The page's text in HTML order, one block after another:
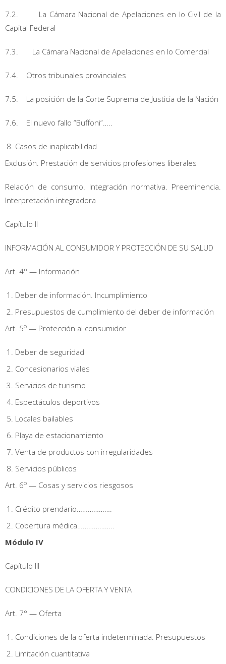
7.2. La Cámara Nacional de Apelaciones en lo Civil de la
Capital Federal
7.3. La Cámara Nacional de Apelaciones en lo Comercial
7.4. Otros tribunales provinciales
7.5. La posición de la Corte Suprema de Justicia de la Nación
7.6. El nuevo fallo “Buffoni”…..
Casos de inaplicabilidad
Exclusión. Prestación de servicios profesiones liberales
Relación de consumo. Integración normativa. Preeminencia.
Interpretación integradora
Capítulo II
INFORMACIÓN AL CONSUMIDOR Y PROTECCIÓN DE SU SALUD
Art. 4° — Información
Deber de información. Incumplimiento
Presupuestos de cumplimiento del deber de información
Art. 5o — Protección al consumidor
Deber de seguridad
Concesionarios viales
Servicios de turismo
Espectáculos deportivos
Locales bailables
Playa de estacionamiento
Venta de productos con irregularidades
Servicios públicos
Art. 6o — Cosas y servicios riesgosos
Crédito prendario……………….
Cobertura médica………………..
Módulo IV
Capítulo III
CONDICIONES DE LA OFERTA Y VENTA
Art. 7° — Oferta
Condiciones de la oferta indeterminada. Presupuestos
Limitación cuantitativa